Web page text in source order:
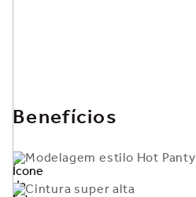
Benefícios
Modelagem estilo Hot Panty
Cintura super alta